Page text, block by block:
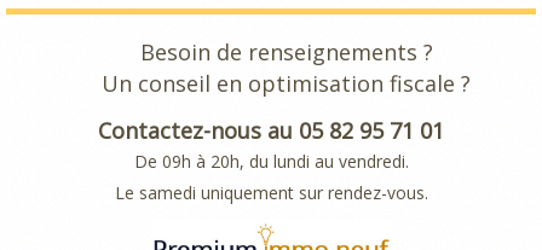
Besoin de renseignements ?
Un conseil en optimisation fiscale ?
Contactez-nous au 05 82 95 71 01
De 09h à 20h, du lundi au vendredi.
Le samedi uniquement sur rendez-vous.